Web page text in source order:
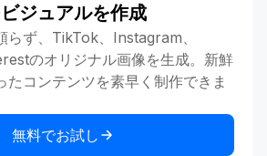
ジュアルを作成
らず、TikTok、Instagram、
のオリジナル画像を生成。新鮮
たコンテンツを素早く制作できま
無料でお試し